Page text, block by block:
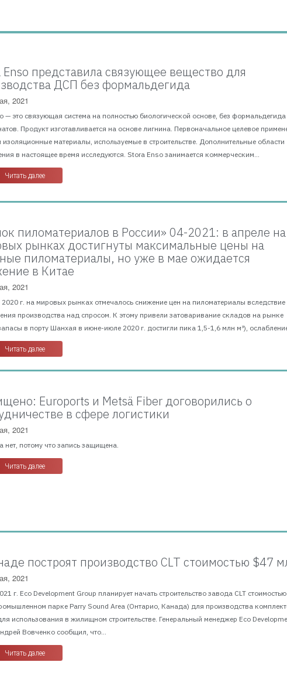
Enso представила связующее вещество для
ДСП без формальдегида
2021
— это связующая система на полностью биологической основе, без формальдегида
Продукт изготавливается на основе лигнина. Первоначальное целевое
материалы, используемые в строительстве. Дополнительные области
в настоящее время исследуются. Stora Enso занимается коммерческим...
Читать далее
пиломатериалов в России» 04-2021: в апреле на
рынках достигнуты максимальные цены на
пиломатериалы, но уже в мае ожидается
в Китае
2021
2020 г. на мировых рынках отмечалось снижение цен на пиломатериалы вследствие
производства над спросом. К этому привели затоваривание складов на рынке
в порту Шанхая в июне-июле 2020 г. достигли пика 1,5-1,6 млн м³),
Читать далее
Euroports и Metsä Fiber договорились о
в сфере логистики
2021
нет, потому что запись защищена.
Читать далее
построят производство CLT стоимостью $47
2021
г. Eco Development Group планирует начать строительство завода CLT
парке Parry Sound Area (Онтарио, Канада) для производства
использования в жилищном строительстве. Генеральный менеджер Eco
Вовченко сообщил, что...
Читать далее